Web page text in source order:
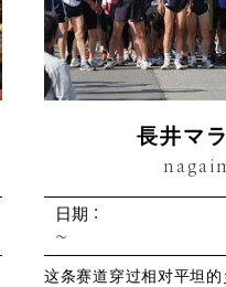
長井マ
日期：
~
这条赛道穿过相对平坦